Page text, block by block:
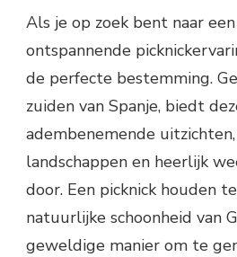
Als je op zoek bent naar
ontspannende
de perfecte bestemming.
zuiden van Spanje, biedt
adembenemende
landschappen en heerlijk
door. Een picknick houden
natuurlijke schoonheid van
geweldige manier om te